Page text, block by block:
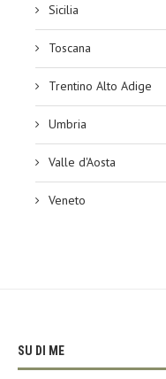
Sicilia
Toscana
Trentino Alto Adige
Umbria
Valle d'Aosta
Veneto
SU DI ME